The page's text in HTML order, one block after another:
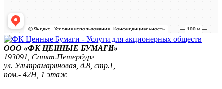
ООО «ФК ЦЕННЫЕ БУМАГИ»
193091, Санкт-Петербург
ул. Ультрамариновая, д.8, стр.1,
пом.- 42Н, 1 этаж